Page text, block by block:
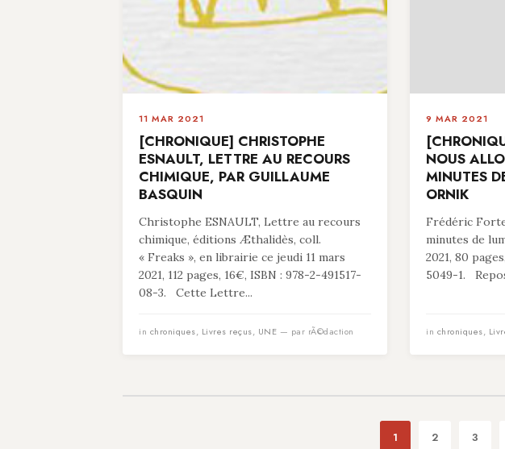
11 MAR 2021
[CHRONIQUE] CHRISTOPHE
ESNAULT, LETTRE AU RECOURS
CHIMIQUE, PAR GUILLAUME
BASQUIN
Christophe ESNAULT, Lettre au recours
chimique, éditions Æthalidès, coll.
« Freaks », en librairie ce jeudi 11 mars
2021, 112 pages, 16€, ISBN : 978-2-491517-
08-3. Cette Lettre...
in chroniques, Livres reçus, UNE — par rÃ©daction
9 MAR 2021
NOUS
MINUTES
ORNIK
Frédéric
minutes de
2021, 80
5049-1.
in chroniques,
1 2 3